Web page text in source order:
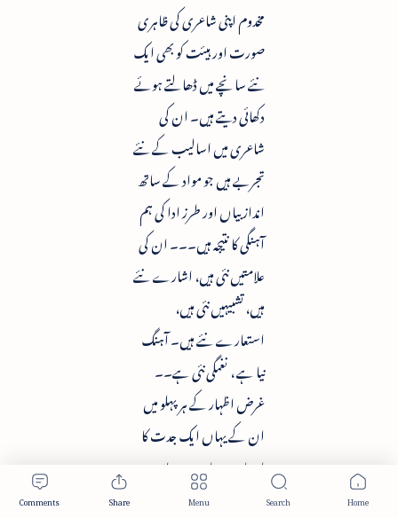
مخدوم اپنی شاعری کی ظاہری
صورت اور ہیئت کو بھی ایک
نئے سانچے میں ڈھالتے ہوئے
دکھائی دیتے ہیں۔ ان کی
شاعری میں اسالیب کے نئے
تجربے ہیں جو مواد کے ساتھ
انداز بیاں اور طرز ادا کی ہم
آہنگی کا نتیجہ ہیں۔۔۔ ان کی
علامتیں نئی ہیں، اشارے نئے
ہیں، تشبیہیں نئی ہیں،
استعارے نئے ہیں۔ آہنگ
نیا ہے ، نغمگی نئی ہے۔۔
غرض اظہار کے ہر پہلو میں
ان کے یہاں ایک جدت کا
احساس ہوتا ہے۔۔ اسی
لئے مخدوم محی الدین کو جدید